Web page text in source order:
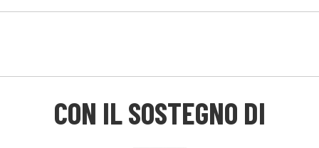
CON IL SOSTEGNO DI